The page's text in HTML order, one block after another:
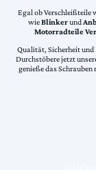
Egal ob Verschleißteile
wieBlinkerund
Motorradteile
Qualität, Sicherheit und
Durchstöbere jetzt
genieße das